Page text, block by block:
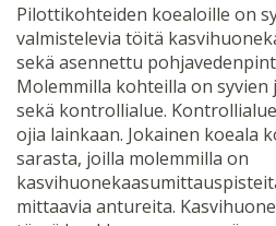
Pilottikohteiden koealoille on
valmistelevia töitä
sekä asennettu
Molemmilla kohteilla on
sekä kontrollialue.
ojia lainkaan. Jokainen koeala
sarasta, joilla molemmilla on
mittaavia antureita.